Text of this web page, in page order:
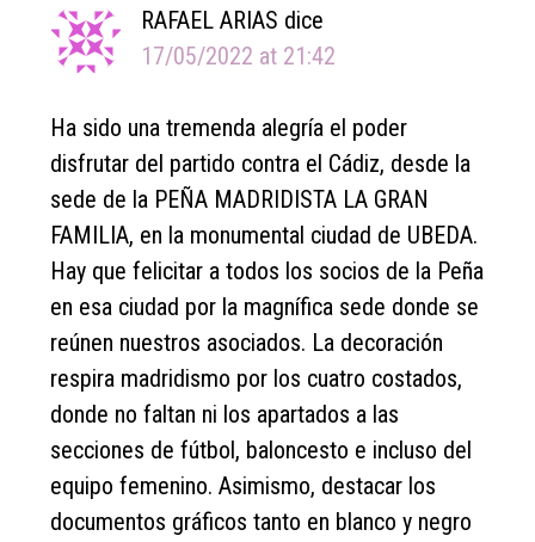
RAFAEL ARIAS dice
17/05/2022 at 21:42
Ha sido una tremenda alegría el poder
disfrutar del partido contra el Cádiz, desde la
sede de la PEÑA MADRIDISTA LA GRAN
FAMILIA, en la monumental ciudad de UBEDA.
Hay que felicitar a todos los socios de la Peña
en esa ciudad por la magnífica sede donde se
reúnen nuestros asociados. La decoración
respira madridismo por los cuatro costados,
donde no faltan ni los apartados a las
secciones de fútbol, baloncesto e incluso del
equipo femenino. Asimismo, destacar los
documentos gráficos tanto en blanco y negro